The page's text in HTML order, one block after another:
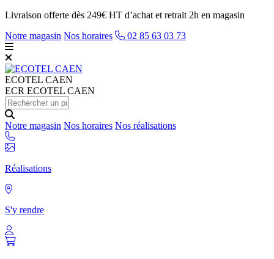
Livraison offerte dès 249€ HT d’achat et retrait 2h en magasin
Notre magasin Nos horaires 02 85 63 03 73
ECOTEL CAEN
ECR ECOTEL CAEN
Notre magasin Nos horaires Nos réalisations
Réalisations
S'y rendre